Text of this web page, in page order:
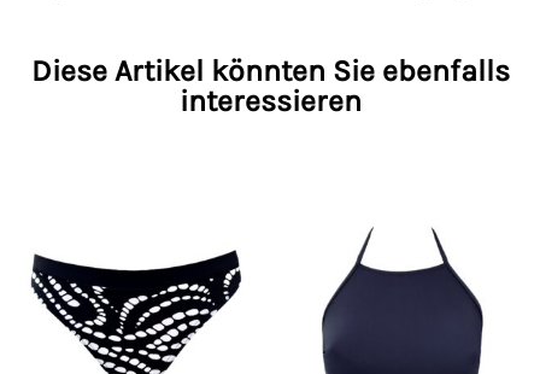
Diese Artikel könnten Sie ebenfalls
interessieren